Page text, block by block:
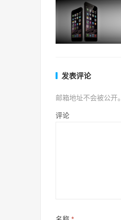
发表评论
邮箱地址不会被公开。
评论